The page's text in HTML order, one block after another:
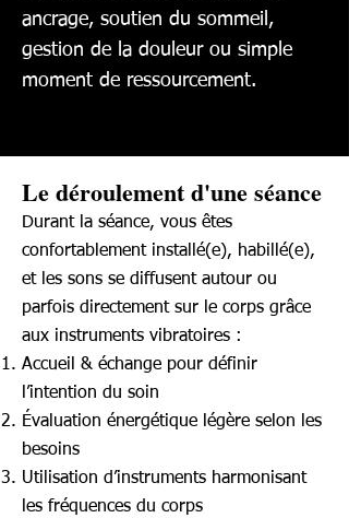
ancrage, soutien du sommeil,
gestion de la douleur ou simple
moment de ressourcement.
Le déroulement d'une séance
Durant la séance, vous êtes
confortablement installé(e), habillé(e),
et les sons se diffusent autour ou
parfois directement sur le corps grâce
aux instruments vibratoires :
Accueil & échange pour définir
l’intention du soin
Évaluation énergétique légère selon les
besoins
Utilisation d’instruments harmonisant
les fréquences du corps